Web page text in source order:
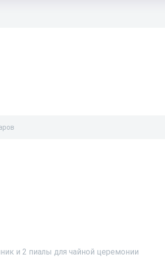
и 2 пиалы для чайной церемонии